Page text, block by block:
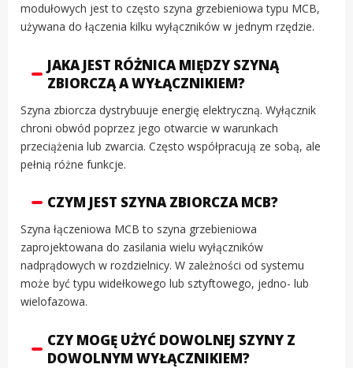
modułowych jest to często szyna grzebieniowa typu MCB,
używana do łączenia kilku wyłączników w jednym rzędzie.
JAKA JEST RÓŻNICA MIĘDZY SZYNĄ
ZBIORCZĄ A WYŁĄCZNIKIEM?
Szyna zbiorcza dystrybuuje energię elektryczną. Wyłącznik
chroni obwód poprzez jego otwarcie w warunkach
przeciążenia lub zwarcia. Często współpracują ze sobą, ale
pełnią różne funkcje.
CZYM JEST SZYNA ZBIORCZA MCB?
Szyna łączeniowa MCB to szyna grzebieniowa
zaprojektowana do zasilania wielu wyłączników
nadprądowych w rozdzielnicy. W zależności od systemu
może być typu widełkowego lub sztyftowego, jedno- lub
wielofazowa.
CZY MOGĘ UŻYĆ DOWOLNEJ SZYNY Z
DOWOLNYM WYŁĄCZNIKIEM?